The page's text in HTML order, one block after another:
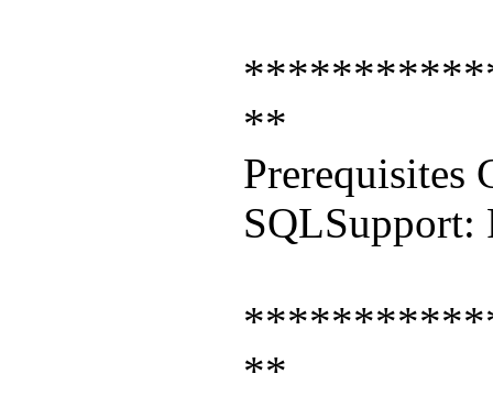
**
Prerequisites
SQLSupport:
**